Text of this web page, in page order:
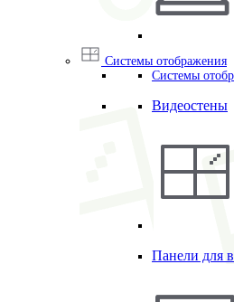
Системы отображения
Системы
Видеостены
Панели для